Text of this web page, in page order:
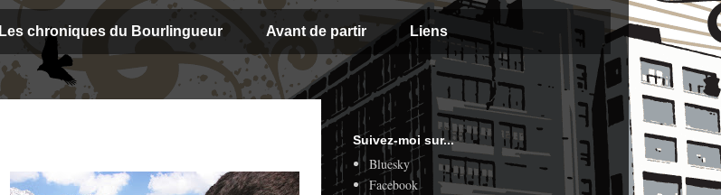
Les chroniques du Bourlingueur Avant de partir Liens
Suivez-moi sur...
Bluesky
Facebook